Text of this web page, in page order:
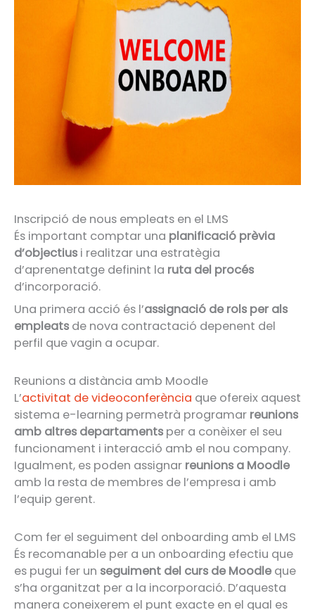
Inscripció de nous empleats en el LMS
És important comptar una planificació prèvia
d’objectius i realitzar una estratègia
d’aprenentatge definint la ruta del procés
d’incorporació.
Una primera acció és l’assignació de rols per als
empleats de nova contractació depenent del
perfil que vagin a ocupar.
Reunions a distància amb Moodle
L’activitat de videoconferència que ofereix aquest
sistema e-learning permetrà programar reunions
amb altres departaments per a conèixer el seu
funcionament i interacció amb el nou company.
Igualment, es poden assignar reunions a Moodle
amb la resta de membres de l’empresa i amb
l’equip gerent.
Com fer el seguiment del onboarding amb el LMS
És recomanable per a un onboarding efectiu que
es pugui fer un seguiment del curs de Moodle que
s’ha organitzat per a la incorporació. D’aquesta
manera coneixerem el punt exacte en el qual es